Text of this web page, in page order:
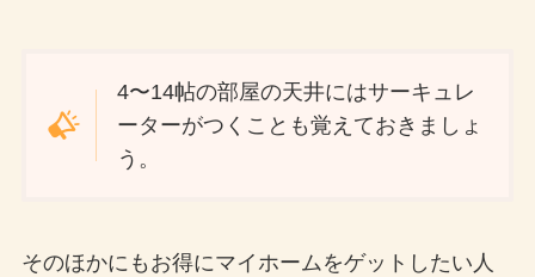
4〜14帖の部屋の天井にはサーキュレ
ーターがつくことも覚えておきましょ
う。
そのほかにもお得にマイホームをゲットしたい人